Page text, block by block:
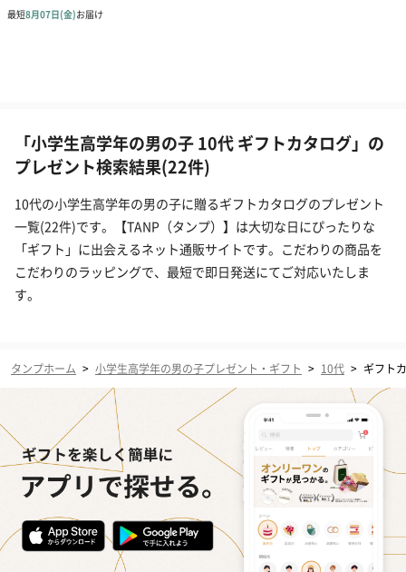
「小学生高学年の男の子 10代 ギフトカタログ」の
プレゼント検索結果(22件)
10代の小学生高学年の男の子に贈るギフトカタログのプレゼント
一覧(22件)です。【TANP（タンプ）】は大切な日にぴったりな
「ギフト」に出会えるネット通販サイトです。こだわりの商品を
こだわりのラッピングで、最短で即日発送にてご対応いたしま
す。
タンプホーム > 小学生高学年の男の子プレゼント・ギフト > 10代 > ギフト